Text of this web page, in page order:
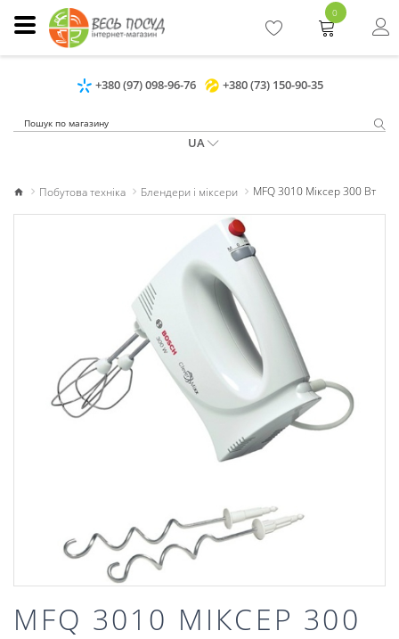
+380 (97) 098-96-76 +380 (73) 150-90-35
UA
0
Побутова техніка Блендери і міксери MFQ 3010 Міксер 300 Вт
MFQ 3010 МІКСЕР 300